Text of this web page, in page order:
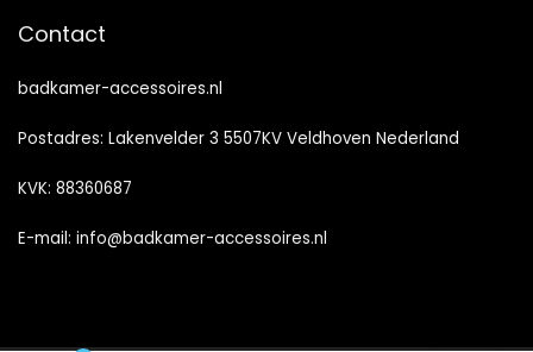
Contact
badkamer-accessoires.nl
Postadres: Lakenvelder 3 5507KV Veldhoven Nederland
KVK: 88360687
E-mail: info@badkamer-accessoires.nl